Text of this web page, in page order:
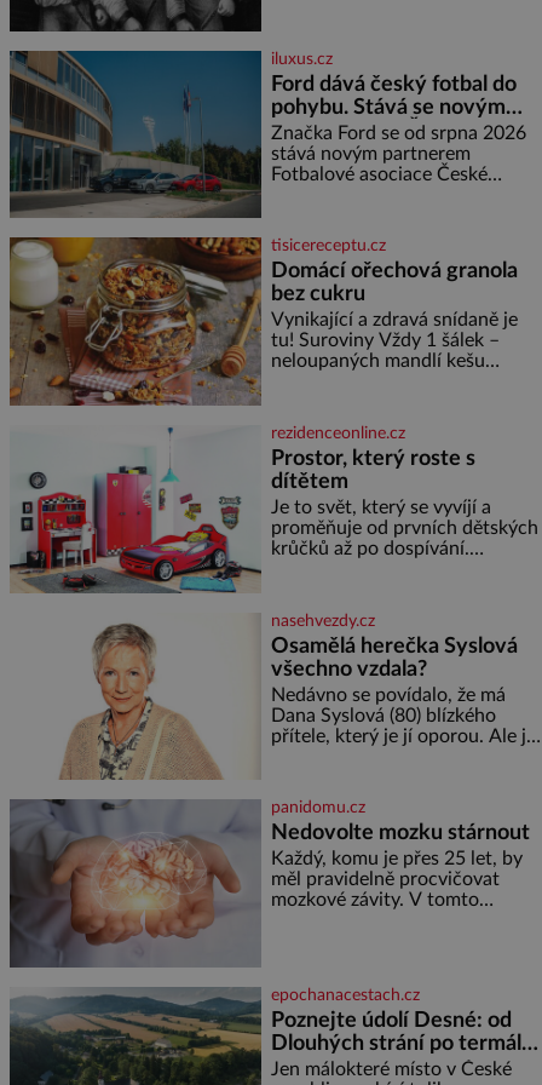
nemůže, protože žádné nemá,
spokojí se lupič s několika
měďáky a štůčky látky. Zraněná
žena pár dní nato umírá. Je to
muž nebývale krutý. Jeho činy
budí hrůzu ještě dlouho po jeho
smrti
iluxus.cz
Ford dává český fotbal do
pohybu. Stává se novým
partnerem FAČR
Značka Ford se od srpna 2026
stává novým partnerem
Fotbalové asociace České
asociace, reprezentačních týmů
i českého fotbalu v regionech.
Partner
tisicereceptu.cz
Domácí ořechová granola
bez cukru
Vynikající a zdravá snídaně je
tu! Suroviny Vždy 1 šálek –
neloupaných mandlí kešu
semínek dýně rozinek 3 šálky
ovesných vloček 1 lžíce mlet
rezidenceonline.cz
Prostor, který roste s
dítětem
Je to svět, který se vyvíjí a
proměňuje od prvních dětských
krůčků až po dospívání.
soustředění i odpočinek a
reaguje na každou etapu života
a specifické potřeby dítěte. Pro
nejmenší je klíčová
jednoduchost, měkkost a
bezpečí, proto by pokoj
miminka měl působit především
nasehvezdy.cz
Osamělá herečka Syslová
všechno vzdala?
Nedávno se povídalo, že má
Dana Syslová (80) blízkého
přítele, který je jí oporou. Ale je
častěji mluví o svém odchodu.
Dohnala ji snad samota? Půs
panidomu.cz
Nedovolte mozku stárnout
Každý, komu je přes 25 let, by
měl pravidelně procvičovat
mozkové závity. V tomto
jméno kolegy z práce. Nebo
marně v paměti lovíte název
knížky, kterou jste nedávno
přečetli. Je to opravdu tak, s
věkem jako kdyby se paměť
epochanacestach.cz
Poznejte údolí Desné: od
Dlouhých strání po termální
prameny
Jen málokteré místo v České